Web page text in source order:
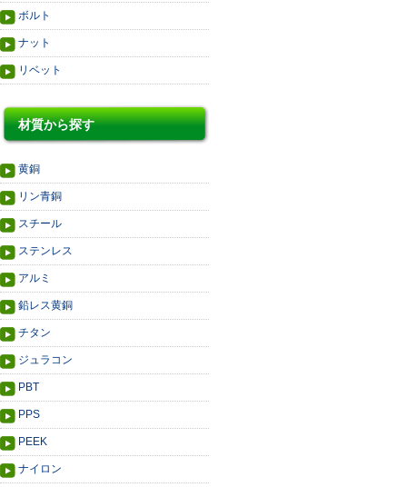
ボルト
ナット
リベット
材質から探す
黄銅
リン青銅
スチール
ステンレス
アルミ
鉛レス黄銅
チタン
ジュラコン
PBT
PPS
PEEK
ナイロン